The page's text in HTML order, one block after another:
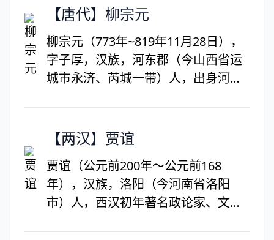
“清秀李于麟”，然传其衣钵者不少。
好为笔记，有《池北偶谈》、《古夫
于亭杂录》、《香祖笔记》等，然辨
驳议论多错愕、失当。
法古人，不趋时尚，与杨维桢并称“杨
之士，远来受学，名誉日广。至正七
年（1347）应召为秘书监著作郎，至
正八年擢升秘书监丞。至正十年
【唐代】柳宗元
柳宗元（773年~819年11月28日），
字子厚，汉族，河东郡（今山西省运
城市永济、芮城一带）人，出身河东
愚溪”。后官终柳州刺史，世人称“柳
和思想家。柳宗元与韩愈共同倡导唐
代古文运动，并称为“韩柳”，与刘禹
锡并称“刘柳”，与王维、孟浩然、韦
【两汉】贾谊
贾谊（公元前200年～公元前168
年），汉族，洛阳（今河南省洛阳
市）人，西汉初年著名政论家、文学